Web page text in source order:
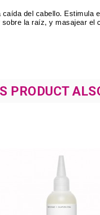
del cabello. Estimula
sobre la raíz, y masajear el
PRODUCT